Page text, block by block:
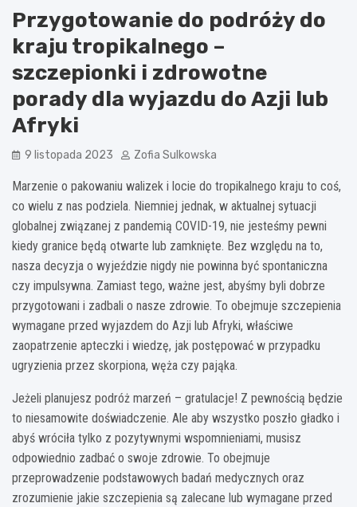
Przygotowanie do podróży do
kraju tropikalnego –
szczepionki i zdrowotne
porady dla wyjazdu do Azji lub
Afryki
9 listopada 2023 Zofia Sulkowska
Marzenie o pakowaniu walizek i locie do tropikalnego kraju to coś,
co wielu z nas podziela. Niemniej jednak, w aktualnej sytuacji
globalnej związanej z pandemią COVID-19, nie jesteśmy pewni
kiedy granice będą otwarte lub zamknięte. Bez względu na to,
nasza decyzja o wyjeździe nigdy nie powinna być spontaniczna
czy impulsywna. Zamiast tego, ważne jest, abyśmy byli dobrze
przygotowani i zadbali o nasze zdrowie. To obejmuje szczepienia
wymagane przed wyjazdem do Azji lub Afryki, właściwe
zaopatrzenie apteczki i wiedzę, jak postępować w przypadku
ugryzienia przez skorpiona, węża czy pająka.
Jeżeli planujesz podróż marzeń – gratulacje! Z pewnością będzie
to niesamowite doświadczenie. Ale aby wszystko poszło gładko i
abyś wróciła tylko z pozytywnymi wspomnieniami, musisz
odpowiednio zadbać o swoje zdrowie. To obejmuje
przeprowadzenie podstawowych badań medycznych oraz
zrozumienie jakie szczepienia są zalecane lub wymagane przed